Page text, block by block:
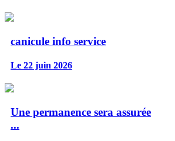
canicule info service
Le 22 juin 2026
Une permanence sera assurée
...